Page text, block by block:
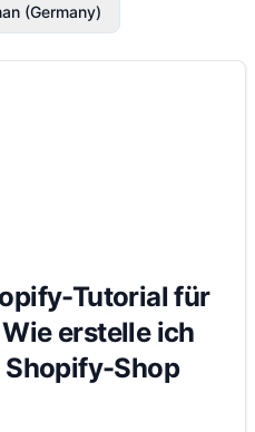
(Germany)
Tutorial für
erstelle ich
Shop